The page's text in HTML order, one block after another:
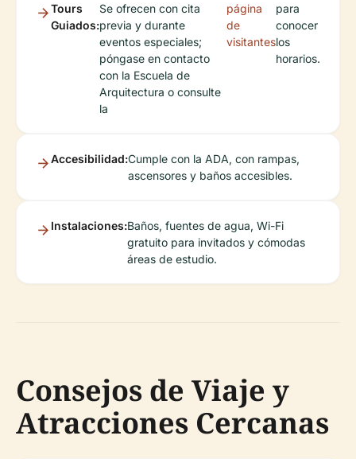
Tours
Guiados:
Se ofrecen con cita
previa y durante
eventos especiales;
póngase en contacto
con la Escuela de
Arquitectura o consulte
la
página
de
visitantes
para
conocer
los
horarios.
Accesibilidad:Cumple con la ADA, con rampas,
ascensores y baños accesibles.
Instalaciones:Baños, fuentes de agua, Wi-Fi
gratuito para invitados y cómodas
áreas de estudio.
Consejos de Viaje y
Atracciones Cercanas